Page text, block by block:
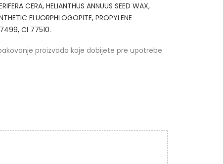
CERA, HELIANTHUS ANNUUS SEED WAX,
FLUORPHLOGOPITE, PROPYLENE
CI 77510.
proizvoda koje dobijete pre upotrebe